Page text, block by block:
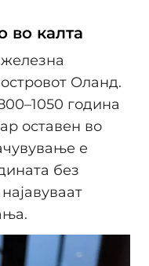
во калта
Оланд.
година
оставен во
е
без